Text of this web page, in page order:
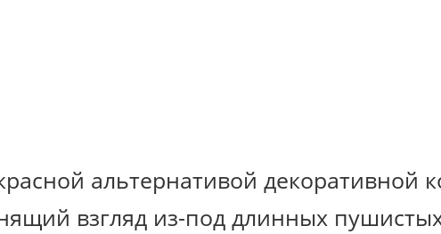
альтернативой декоративной
взгляд из-под длинных